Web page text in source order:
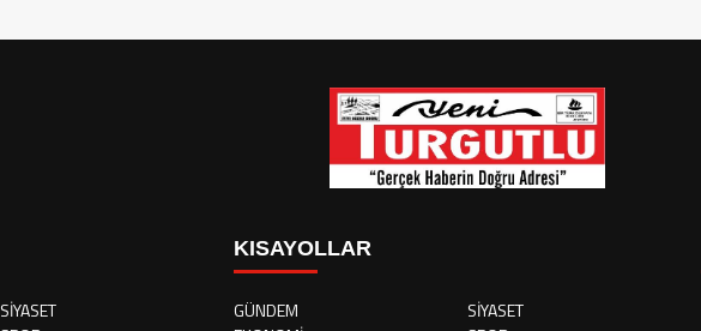
SİYASET
KISAYOLLAR
GÜNDEM
SİYASET